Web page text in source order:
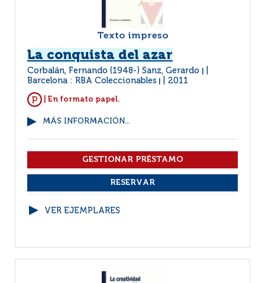
Texto impreso
La conquista del azar
Corbalán, Fernando (1948-) Sanz, Gerardo
Barcelona : RBA Coleccionables 2011
| En formato papel.
MÁS INFORMACIÓN...
VER EJEMPLARES